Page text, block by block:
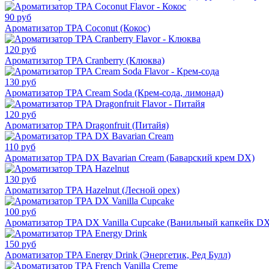
90 руб
Ароматизатор TPA Coconut (Кокос)
120 руб
Ароматизатор TPA Cranberry (Клюква)
130 руб
Ароматизатор TPA Cream Soda (Крем-сода, лимонад)
120 руб
Ароматизатор TPA Dragonfruit (Питайя)
110 руб
Ароматизатор TPA DX Bavarian Cream (Баварский крем DX)
130 руб
Ароматизатор TPA Hazelnut (Лесной орех)
100 руб
Ароматизатор TPA DX Vanilla Cupcake (Ванильный капкейк
150 руб
Ароматизатор TPA Energy Drink (Энергетик, Ред Булл)